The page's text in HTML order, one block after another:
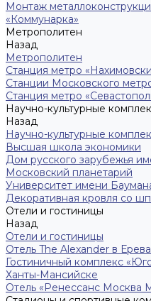
Монтаж
«Коммунарка»
Метрополитен
Назад
Метрополитен
Станция метро
Станции Московского
Станция метро
Научно-культурные
Назад
Научно-культурные
Высшая школа экономики
Дом русского зарубежья
Московский планетарий
Университет имени
Декоративная кровля со
Отели и гостиницы
Назад
Отели и гостиницы
Отель The Alexander в
Гостиничный комплекс
Ханты-Мансийске
Отель «Ренессанс Москва